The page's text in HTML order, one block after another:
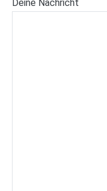
Deine Nachricht